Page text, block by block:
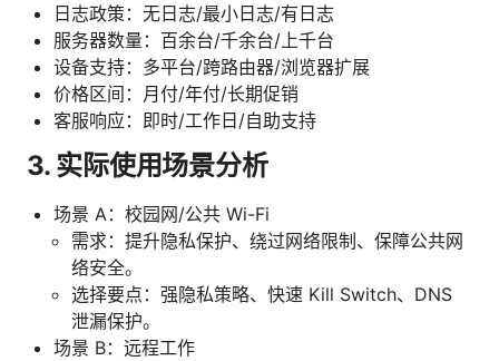
日志政策：无日志/最小日志/有日志
服务器数量：百余台/千余台/上千台
设备支持：多平台/跨路由器/浏览器扩展
价格区间：月付/年付/长期促销
客服响应：即时/工作日/自助支持
3. 实际使用场景分析
场景 A：校园网/公共 Wi-Fi
需求：提升隐私保护、绕过网络限制、保障公共网
络安全。
选择要点：强隐私策略、快速 Kill Switch、DNS
泄漏保护。
场景 B：远程工作